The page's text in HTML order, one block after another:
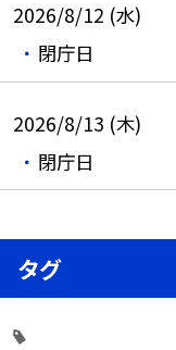
2026/8/12 (水)
閉庁日
2026/8/13 (木)
閉庁日
タグ